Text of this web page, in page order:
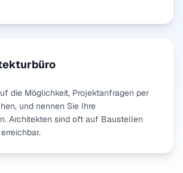
die Möglichkeit, Projektanfragen per
und nennen Sie Ihre
Architekten sind oft auf Baustellen